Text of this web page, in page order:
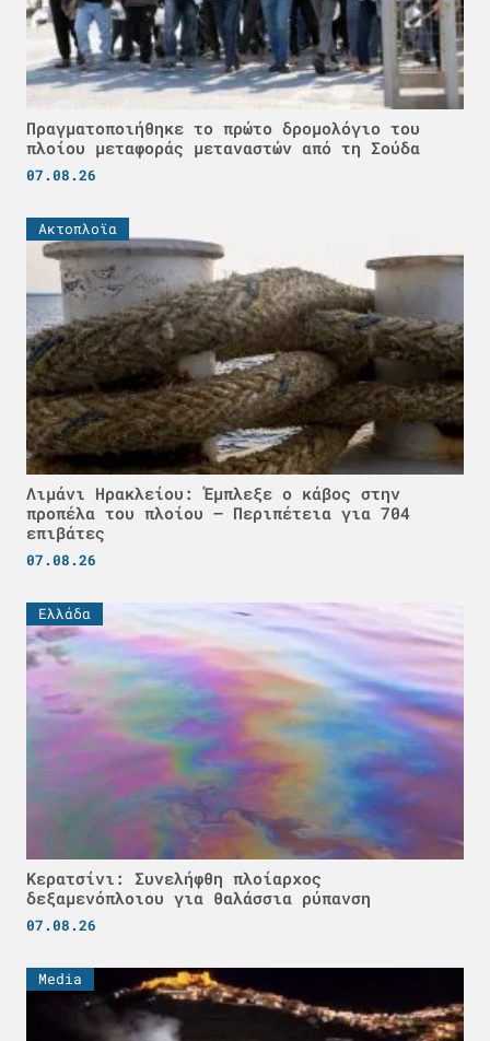
Πραγματοποιήθηκε το πρώτο δρομολόγιο του
πλοίου μεταφοράς μεταναστών από τη Σούδα
07.08.26
Ακτοπλοϊα
Λιμάνι Ηρακλείου: Έμπλεξε ο κάβος στην
προπέλα του πλοίου – Περιπέτεια για 704
επιβάτες
07.08.26
Ελλάδα
Κερατσίνι: Συνελήφθη πλοίαρχος
δεξαμενόπλοιου για θαλάσσια ρύπανση
07.08.26
Media